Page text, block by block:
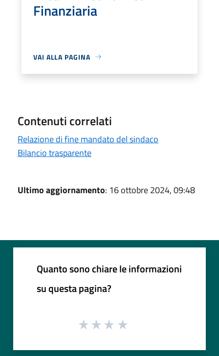
Finanziaria
VAI ALLA PAGINA
Contenuti correlati
Relazione di fine mandato del sindaco
Bilancio trasparente
Ultimo aggiornamento: 16 ottobre 2024, 09:48
Quanto sono chiare le informazioni
su questa pagina?